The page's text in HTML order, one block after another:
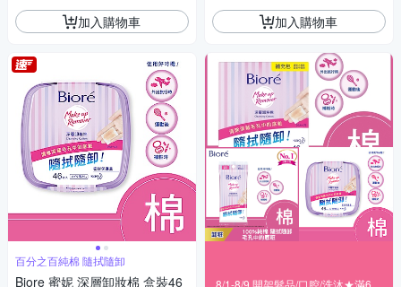
加入購物車
百分之百純棉 隨拭隨卸
Biore 蜜妮 深層卸妝棉 盒裝46
加入購物車